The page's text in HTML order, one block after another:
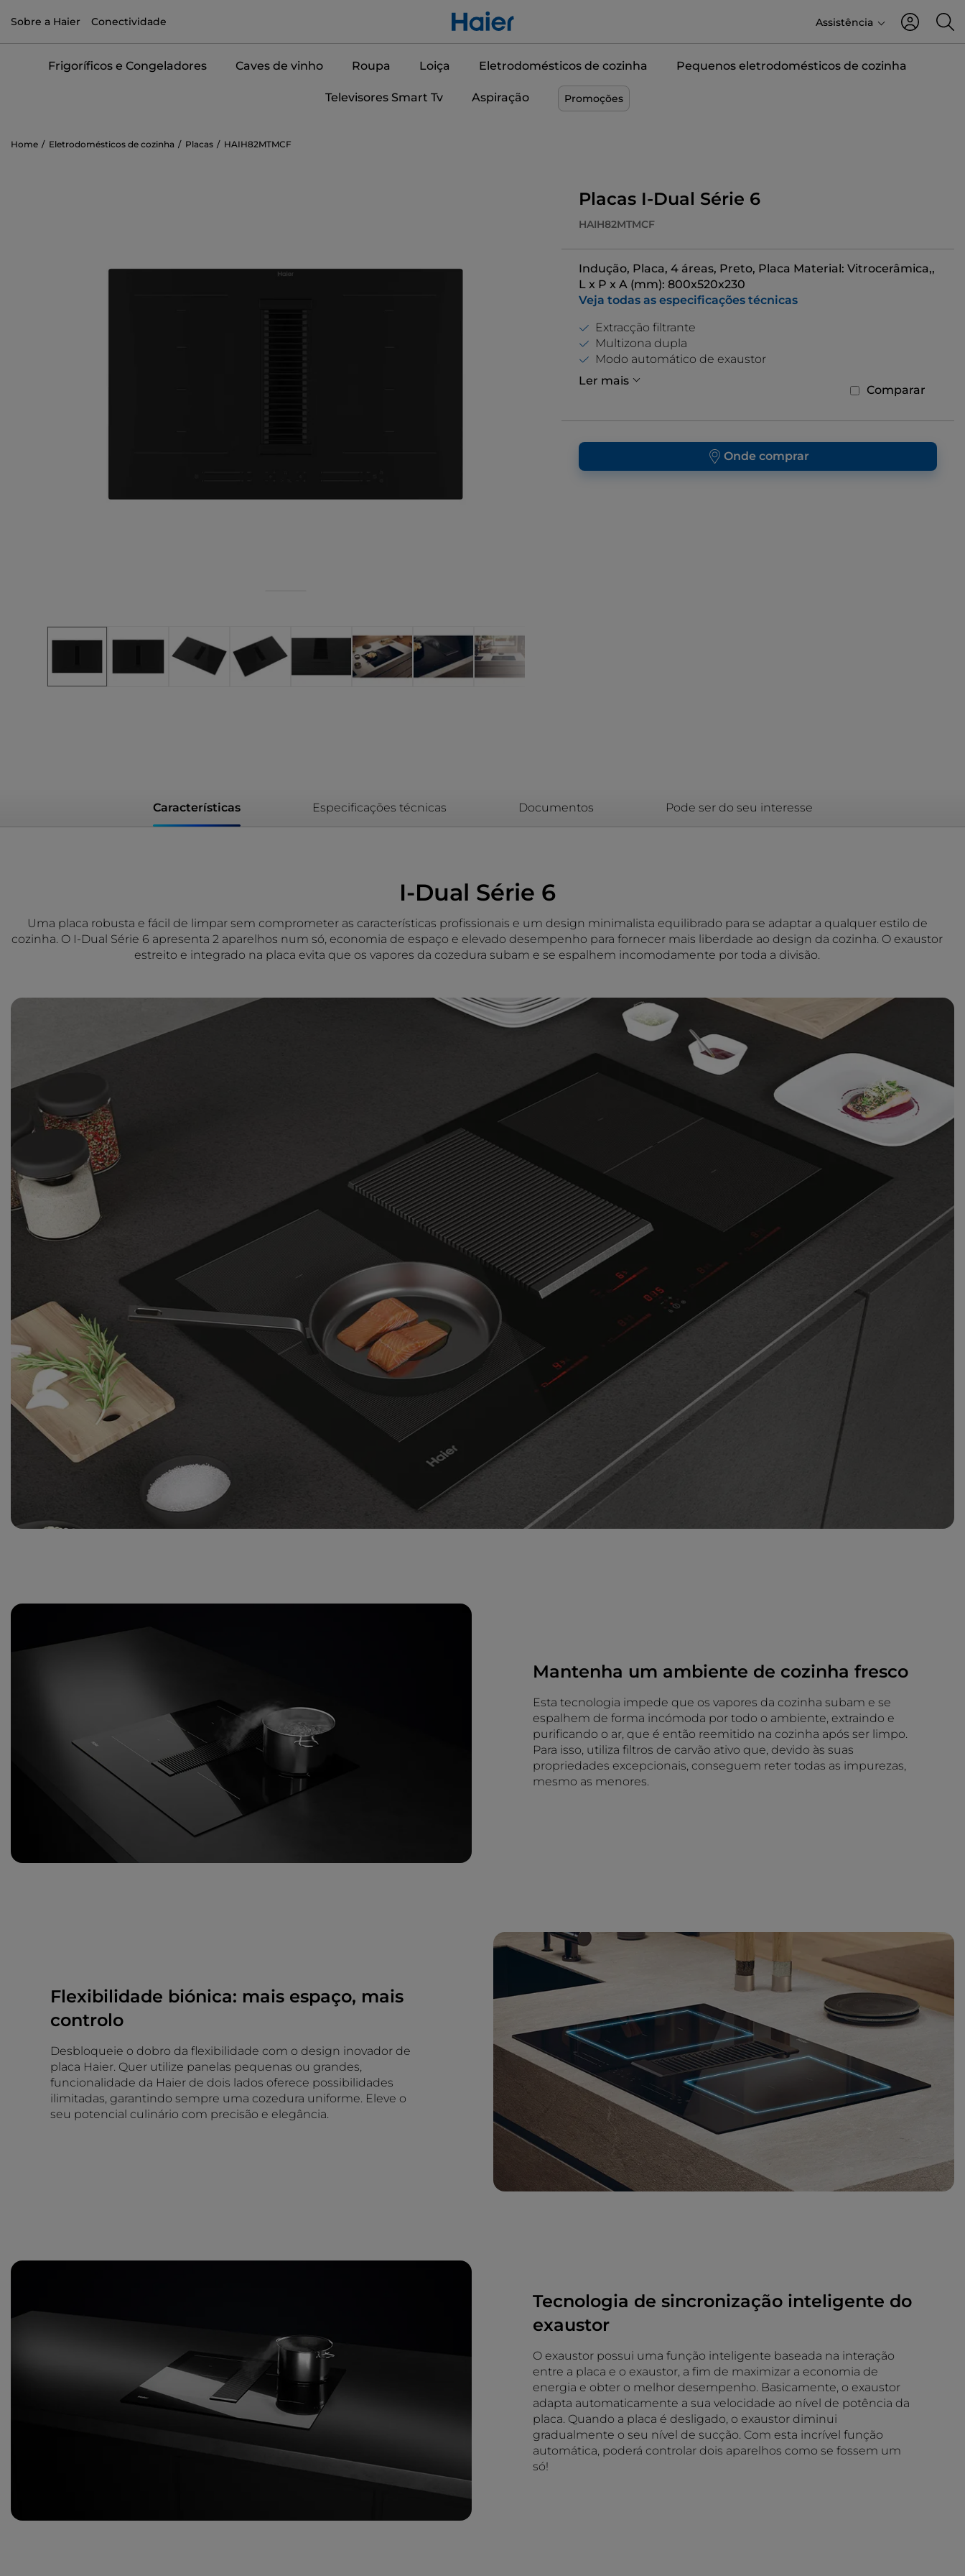
Sobre a Haier Conectividade Assistência
Frigoríficos e Congeladores Caves de vinho Roupa Loiça Eletrodomésticos de cozinha Pequenos eletrodomésticos de cozinha
Televisores Smart Tv Aspiração Promoções
Home Eletrodomésticos de cozinha Placas HAIH82MTMCF
Placas I-Dual Série 6
HAIH82MTMCF
Indução, Placa, 4 áreas, Preto, Placa Material: Vitrocerâmica,,
L x P x A (mm): 800x520x230
Veja todas as especificações técnicas
Comparar
Extracção filtrante
Multizona dupla
Modo automático de exaustor
Ler mais
Onde comprar
Características Especificações técnicas Documentos Pode ser do seu interesse
I-Dual Série 6
Uma placa robusta e fácil de limpar sem comprometer as características profissionais e um design minimalista equilibrado para se adaptar a qualquer estilo de
cozinha. O I-Dual Série 6 apresenta 2 aparelhos num só, economia de espaço e elevado desempenho para fornecer mais liberdade ao design da cozinha. O exaustor
estreito e integrado na placa evita que os vapores da cozedura subam e se espalhem incomodamente por toda a divisão.
Mantenha um ambiente de cozinha fresco
Esta tecnologia impede que os vapores da cozinha subam e se
espalhem de forma incómoda por todo o ambiente, extraindo e
purificando o ar, que é então reemitido na cozinha após ser limpo.
Para isso, utiliza filtros de carvão ativo que, devido às suas
propriedades excepcionais, conseguem reter todas as impurezas,
mesmo as menores.
Flexibilidade biónica: mais espaço, mais
controlo
Desbloqueie o dobro da flexibilidade com o design inovador de
placa Haier. Quer utilize panelas pequenas ou grandes,
funcionalidade da Haier de dois lados oferece possibilidades
ilimitadas, garantindo sempre uma cozedura uniforme. Eleve o
seu potencial culinário com precisão e elegância.
Tecnologia de sincronização inteligente do
exaustor
O exaustor possui uma função inteligente baseada na interação
entre a placa e o exaustor, a fim de maximizar a economia de
energia e obter o melhor desempenho. Basicamente, o exaustor
adapta automaticamente a sua velocidade ao nível de potência da
placa. Quando a placa é desligado, o exaustor diminui
gradualmente o seu nível de sucção. Com esta incrível função
automática, poderá controlar dois aparelhos como se fossem um
só!